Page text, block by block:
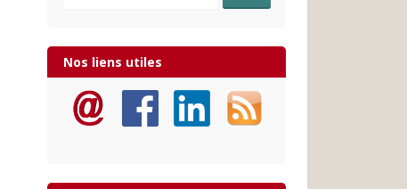
Nos liens utiles